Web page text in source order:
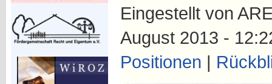
Eingestellt von
August 2013 -
Positionen |